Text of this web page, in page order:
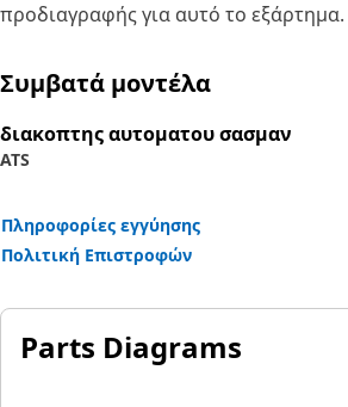
προδιαγραφής για αυτό το εξάρτημα.
Συμβατά μοντέλα
διακοπτης αυτοματου σασμαν
ATS
Πληροφορίες εγγύησης
Πολιτική Επιστροφών
Parts Diagrams